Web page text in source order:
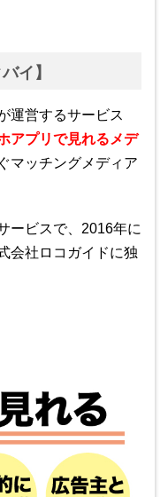
イ】
運営するサービス
アプリで見れるメデ
マッチングメディア
ービスで、2016年に
会社ロコガイドに独